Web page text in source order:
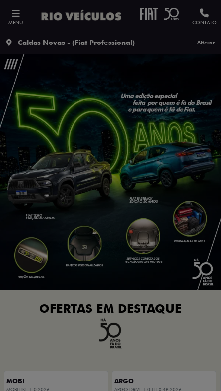
MENU CONTATO
Caldas Novas - (Fiat Professional) Alterar
OFERTAS EM DESTAQUE
MOBI
MOBI LIKE 1.0 2026
ARGO
ARGO DRIVE 1.0 FLEX 4P 2026